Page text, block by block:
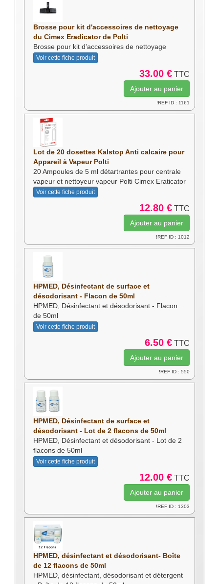
Brosse pour kit d'accessoires de nettoyage
du Cimex Eradicator de Polti
Brosse pour kit d'accessoires de nettoyage
Voir cette fiche produit
33.00 € TTC
!REF ID : 1161
Lot de 20 dosettes Kalstop Anti calcaire pour
Appareil à Vapeur Polti
20 Ampoules de 5 ml détartrantes pour centrale
vapeur et nettoyeur vapeur Polti Cimex Eraticator
Voir cette fiche produit
12.80 € TTC
!REF ID : 1012
HPMED, Désinfectant de surface et
désodorisant - Flacon de 50ml
HPMED, Désinfectant et désodorisant - Flacon
de 50ml
Voir cette fiche produit
6.50 € TTC
!REF ID : 550
HPMED, Désinfectant de surface et
désodorisant - Lot de 2 flacons de 50ml
HPMED, Désinfectant et désodorisant - Lot de 2
flacons de 50ml
Voir cette fiche produit
12.00 € TTC
!REF ID : 1303
HPMED, désinfectant et désodorisant- Boîte
de 12 flacons de 50ml
HPMED, désinfectant, désodorisant et détergent